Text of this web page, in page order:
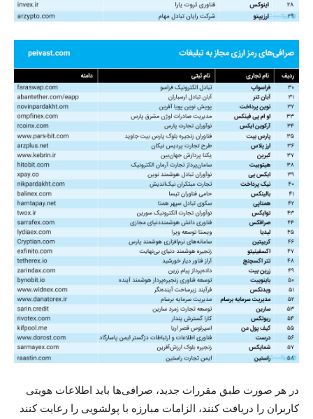
در هر صورت طبق مقررات جدید، صرافی‌ها باید اطلاعات هویتی
کاربران را دریافت کنند، الزامات مبارزه با پولشویی را رعایت کنند